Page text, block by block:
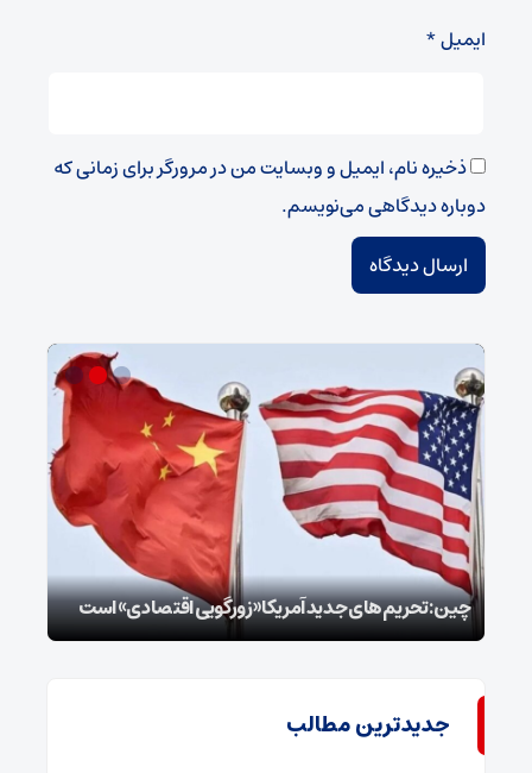
ایمیل*
ذخیره نام، ایمیل و وبسایت من در مرورگر برای زمانی که
دوباره دیدگاهی می‌نویسم.
چین: تحریم‌های جدید آمریکا «زورگویی اقتصادی» است
جدیدترین مطالب